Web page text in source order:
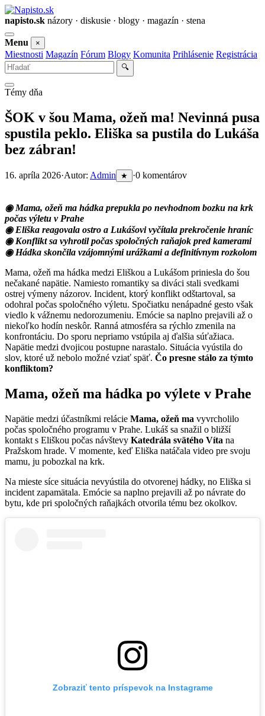
napisto.sk názory · diskusie · blogy · magazín · stena
Otvoriť
menu
Menu ×
Miestnosti Magazín Fórum Blogy Komunita Prihlásenie Registrácia
Vyhľadať
🔍
Témy dňa
ŠOK v šou Mama, ožeň ma! Nevinná pusa
spustila peklo. Eliška sa pustila do Lukáša
bez zábran!
16. apríla 2026·Autor: Admin ★ ·0 komentárov
◉ Mama, ožeň ma hádka prepukla po nevhodnom bozku na krk
počas výletu v Prahe
◉ Eliška reagovala ostro a Lukášovi vyčítala prekročenie hraníc
◉ Konflikt sa vyhrotil počas spoločných raňajok pred kamerami
◉ Hádka skončila vzájomnými urážkami a definitívnym rozkolom
Mama, ožeň ma hádka medzi Eliškou a Lukášom priniesla do šou
nečakané napätie. Namiesto romantiky sa diváci stali svedkami
ostrej výmeny názorov. Incident, ktorý konflikt odštartoval, sa
odohral počas spoločného výletu. Spočiatku nenápadné gesto však
viedlo k vážnemu nedorozumeniu. Emócie sa naplno prejavili až o
niekoľko hodín neskôr. Ranná atmosféra sa rýchlo zmenila na
konfrontáciu. Do sporu nepriamo vstúpila aj ďalšia súťažiaca.
Napätie medzi dvojicou postupne narastalo. Situácia vyústila do
slov, ktoré už nebolo možné vziať späť. Čo presne stálo za týmto
konfliktom?
Mama, ožeň ma hádka po výlete v Prahe
Napätie medzi účastníkmi relácie Mama, ožeň ma vyvrcholilo
počas spoločného programu v Prahe. Lukáš sa snažil o bližší
kontakt s Eliškou počas návštevy Katedrála svätého Víta na
Pražskom hrade. V momente, keď Eliška natáčala video pre svoju
mamu, ju pobozkal na krk.
Na mieste síce situácia nevyústila do otvorenej hádky, no Eliška si
incident zapamätala. Emócie sa naplno prejavili až po návrate do
bytu, kde pri spoločných raňajkách otvorila tému bez okolkov.
Zobraziť tento príspevok na Instagrame